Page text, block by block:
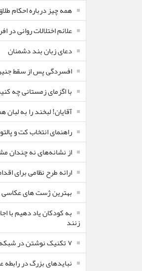
همه چیز درباره احکام
علائم اختلالات روانی در
دعای زبان بند دشمنان
افسردگی پس از سقط
با اگزمای زمستانی چه
آقایان! لبخند را به لبان
راهنمای انتخاب کت و پالتو
از نشانه‌های نه چندان
ارائه طرح نظامی برای
بهترین ژست های عکاسی
به کودکان یاد دهیم با
زنند
۷ تکنیک نوشتن در شبکه های اجتماعی
نبایدهای بزرگ در